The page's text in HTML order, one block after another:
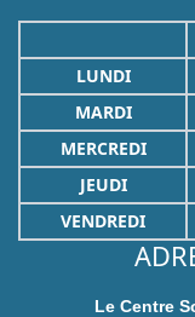
LUNDI
MARDI
MERCREDI
JEUDI
VENDREDI
Le Centre